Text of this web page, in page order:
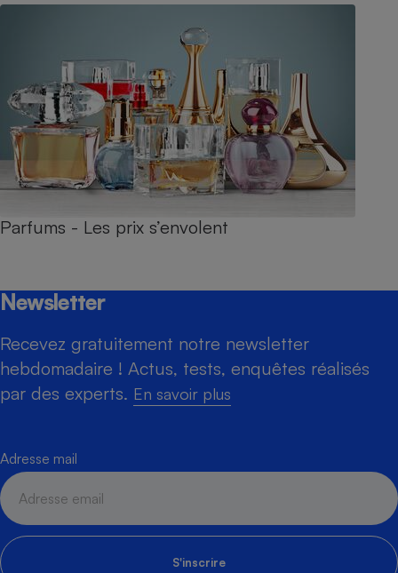
Parfums - Les prix s’envolent
Newsletter
Recevez gratuitement notre newsletter
hebdomadaire ! Actus, tests, enquêtes réalisés
par des experts. En savoir plus
Adresse mail
S'inscrire